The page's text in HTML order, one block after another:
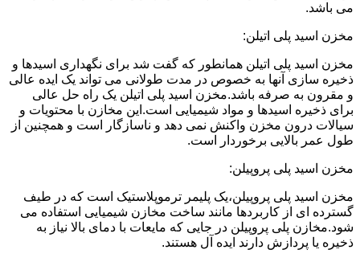
می باشد.
مخزن اسید پلی اتیلن:
مخزن اسید پلی اتیلن همانطور که گفت شد برای نگهداری اسیدها و
ذخیره سازی آنها به خصوص در مدت طولانی می تواند یک ایده عالی
و مقرون به صرفه باشد.مخزن اسید پلی اتیلن یک راه حل عالی
برای ذخیره اسیدها و مواد شیمیایی است.این مخازن با محتویات و
سیالات درون مخزن واکنش نمی دهد و ناسازگار است و همچنین از
طول عمر بالایی برخوردار است.
مخزن اسید پلی پروپیلن:
مخزن اسید پلی پروپیلن،یک پلیمر ترموپلاستیک است که در طیف
گسترده ای از کاربردها مانند ساخت مخازن شیمیایی استفاده می
شود.مخازن پلی پروپیلن در جایی که مایعات با دمای بالا نیاز به
ذخیره یا پردازش دارند ایده آل هستند.